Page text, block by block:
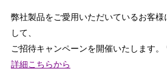
弊社製品をご愛用いただいているお客様
して、
ご招待キャンペーンを開催いたします。
詳細こちらから